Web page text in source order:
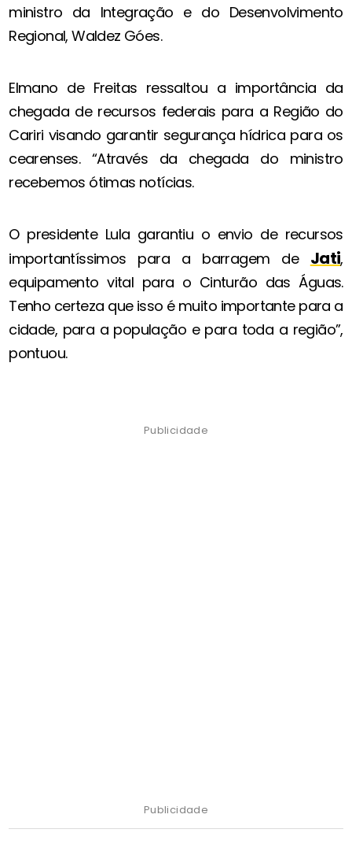
ministro da Integração e do Desenvolvimento
Regional, Waldez Góes.
Elmano de Freitas ressaltou a importância da
chegada de recursos federais para a Região do
Cariri visando garantir segurança hídrica para os
cearenses. “Através da chegada do ministro
recebemos ótimas notícias.
O presidente Lula garantiu o envio de recursos
importantíssimos para a barragem de Jati,
equipamento vital para o Cinturão das Águas.
Tenho certeza que isso é muito importante para a
cidade, para a população e para toda a região”,
pontuou.
Publicidade
Publicidade